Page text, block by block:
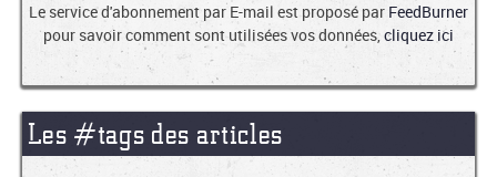
Le service d'abonnement par E-mail est proposé par FeedBurner
pour savoir comment sont utilisées vos données,cliquez ici
Les #tags des articles